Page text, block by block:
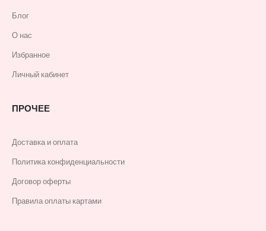
Блог
О нас
Избранное
Личный кабинет
ПРОЧЕЕ
Доставка и оплата
Политика конфиденциальности
Договор оферты
Правила оплаты картами